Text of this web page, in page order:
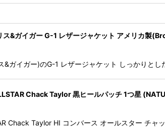
&ガイガー G-1 レザージャケット アメリカ製
ガイガー)のG-1 レザージャケット しっかりと
Chack Taylor 黒ヒールパッチ 1つ星
Chack Taylor HI コンバース オールスター チ